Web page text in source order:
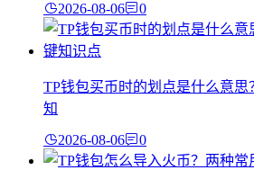
2026-08-06 0
TP钱包买币时的划点是什么意
知
2026-08-06 0